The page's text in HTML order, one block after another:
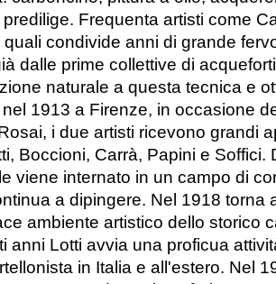
Frequenta artisti come
condivide anni di grande
dalle prime collettive di
naturale a questa tecnica e
1913 a Firenze, in occasione
i due artisti ricevono grandi
Boccioni, Carrà, Papini e Soffici.
viene internato in un campo di
a dipingere. Nel 1918 torna
ambiente artistico dello storico
anni Lotti avvia una proficua
in Italia e all'estero. Nel